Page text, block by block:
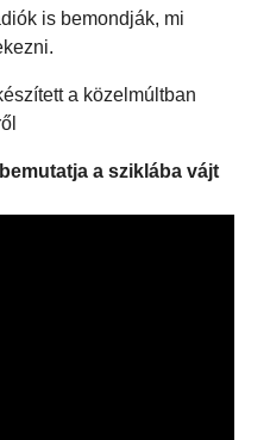
is bemondják, mi
a közelmúltban
a sziklába vájt